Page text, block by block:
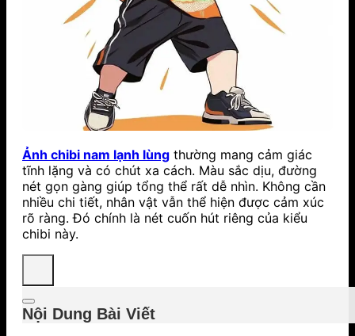
Ảnh chibi nam lạnh lùng thường mang cảm giác
tĩnh lặng và có chút xa cách. Màu sắc dịu, đường
nét gọn gàng giúp tổng thể rất dễ nhìn. Không cần
nhiều chi tiết, nhân vật vẫn thể hiện được cảm xúc
rõ ràng. Đó chính là nét cuốn hút riêng của kiểu
chibi này.
Nội Dung Bài Viết